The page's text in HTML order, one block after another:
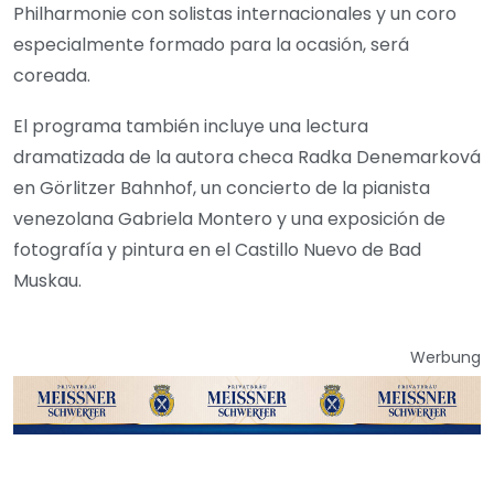
Philharmonie con solistas internacionales y un coro
especialmente formado para la ocasión, será
coreada.
El programa también incluye una lectura
dramatizada de la autora checa Radka Denemarková
en Görlitzer Bahnhof, un concierto de la pianista
venezolana Gabriela Montero y una exposición de
fotografía y pintura en el Castillo Nuevo de Bad
Muskau.
Werbung